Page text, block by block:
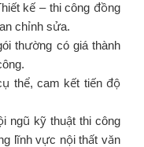
kế – thi công đồng
chỉnh sửa.
thường có giá thành
thể, cam kết tiến độ
ngũ kỹ thuật thi công
lĩnh vực nội thất văn